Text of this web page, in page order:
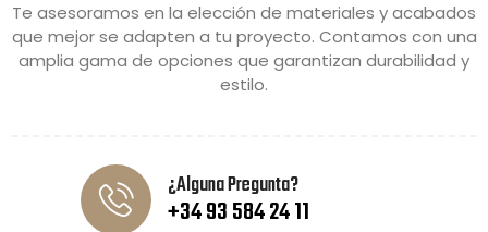
Te asesoramos en la elección de materiales y acabados
que mejor se adapten a tu proyecto. Contamos con una
amplia gama de opciones que garantizan durabilidad y
estilo.
¿Alguna Pregunta?
+34 93 584 24 11